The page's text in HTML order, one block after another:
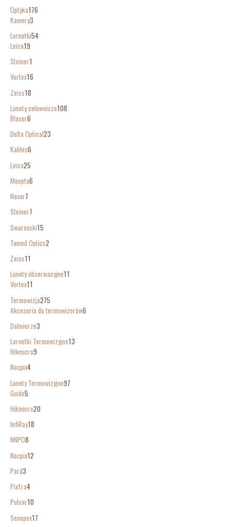
Optyka176
Kamery3
Lornetki54
Leica19
Steiner1
Vortex16
Zeiss18
Lunety celownicze108
Blaser6
Delta Optical23
Kahles6
Leica25
Meopta6
Noxar7
Steiner7
Swarovski15
Tamed Optics2
Zeiss11
Lunety obserwacyjne11
Vortex11
Termowizja275
Akcesoria do termowizorów6
Dalmierze3
Lornetki Termowizyjne13
Hikmicro9
Nocpix4
Lunety Termowizyjne97
Guide5
Hikmicro20
InfiRay18
NNPO8
Nocpix12
Pard3
Pixfra4
Pulsar10
Senopex17